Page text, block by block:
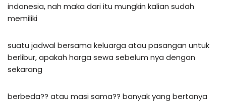
indonesia, nah maka dari itu mungkin kalian sudah
memiliki
suatu jadwal bersama keluarga atau pasangan untuk
berlibur, apakah harga sewa sebelum nya dengan
sekarang
berbeda?? atau masi sama?? banyak yang bertanya